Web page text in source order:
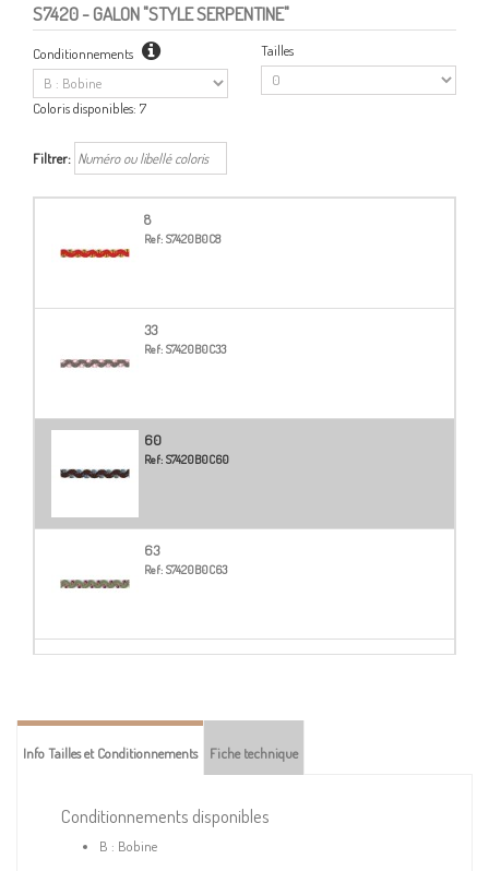
S7420- GALON "STYLE SERPENTINE"
Conditionnements Tailles
Coloris disponibles: 7
Filtrer:
8
Ref: S7420B0C8
33
Ref: S7420B0C33
60
Ref: S7420B0C60
63
Ref: S7420B0C63
102
Info Tailles et Conditionnements Fiche technique
Conditionnements disponibles
B : Bobine